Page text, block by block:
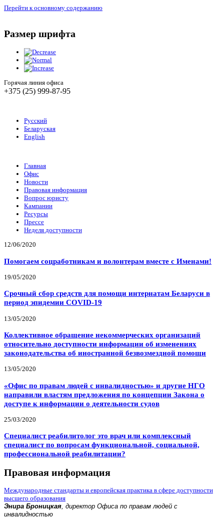
Перейти к основному содержанию
Размер шрифта
Горячая линия офиса
+375 (25) 999-87-95
Русский
Беларуская
English
Главная
Офис
Новости
Правовая информация
Вопрос юристу
Кампании
Ресурсы
Прессе
Неделя доступности
12/06/2020
Помогаем соцработникам и волонтерам вместе с Именами!
19/05/2020
Срочный сбор средств для помощи интернатам Беларуси в
период эпидемии COVID-19
13/05/2020
Коллективное обращение некоммерческих организаций
относительно доступности информации об изменениях
законодательства об иностранной безвозмездной помощи
13/05/2020
«Офис по правам людей с инвалидностью» и другие НГО
направили властям предложения по концепции Закона о
доступе к информации о деятельности судов
25/03/2020
Специалист реабилитолог это врач или комплексный
специалист по вопросам функциональной, социальной,
профессиональной реабилитации?
Правовая информация
Международные стандарты и европейская практика в сфере доступности
высшего образования
Энира Броницкая, директор Офиса по правам людей с
инвалидностью